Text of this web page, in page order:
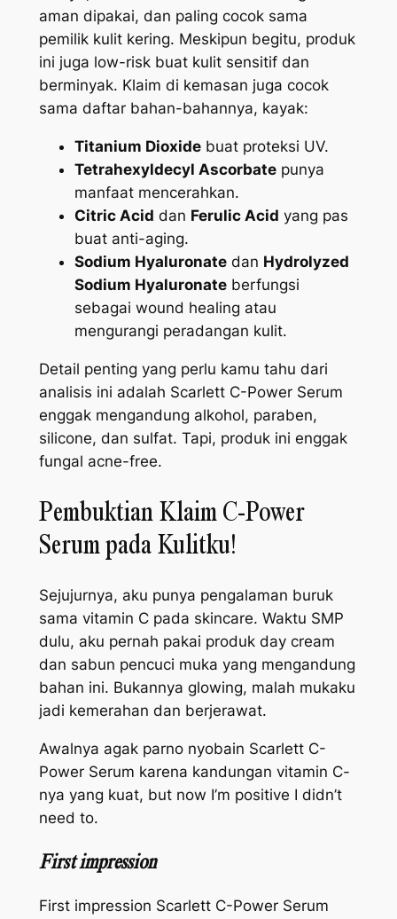
aman dipakai, dan paling cocok sama
pemilik kulit kering. Meskipun begitu, produk
ini juga low-riskbuat kulit sensitif dan
berminyak. Klaim di kemasan juga cocok
sama daftar bahan-bahannya, kayak:
Titanium Dioxidebuat proteksi UV.
Tetrahexyldecyl Ascorbatepunya
manfaat mencerahkan.
Citric Acid dan Ferulic Acid yang pas
buat anti-aging.
Sodium Hyaluronatedan Hydrolyzed
Sodium Hyaluronateberfungsi
sebagai wound healing atau
mengurangi peradangan kulit.
Detail penting yang perlu kamu tahu dari
analisis ini adalah Scarlett C-Power Serum
enggak mengandung alkohol, paraben,
silicone, dan sulfat. Tapi, produk ini enggak
fungal acne-free.
Pembuktian Klaim C-Power
Serum pada Kulitku!
Sejujurnya, aku punya pengalaman buruk
sama vitamin C pada skincare. Waktu SMP
dulu, aku pernah pakai produk day cream
dan sabun pencuci muka yang mengandung
bahan ini. Bukannya glowing, malah mukaku
jadi kemerahan dan berjerawat.
Awalnya agak parno nyobain Scarlett C-
Power Serum karena kandungan vitamin C-
nya yang kuat, but now I’m positive I didn’t
need to.
First impression
First impression Scarlett C-Power Serum